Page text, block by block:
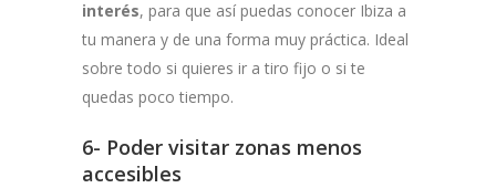
interés, para que así puedas conocer Ibiza a
tu manera y de una forma muy práctica. Ideal
sobre todo si quieres ir a tiro fijo o si te
quedas poco tiempo.
6- Poder visitar zonas menos
accesibles